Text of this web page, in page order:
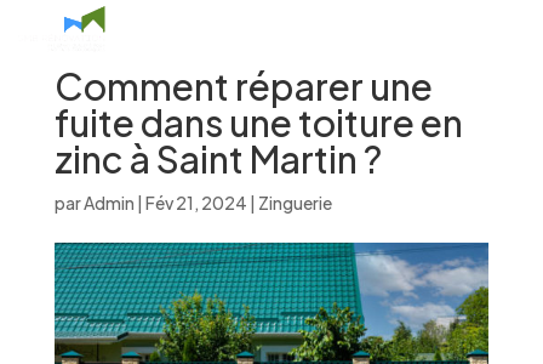
Comment réparer une
fuite dans une toiture en
zinc à Saint Martin ?
parAdmin | Fév 21, 2024 | Zinguerie